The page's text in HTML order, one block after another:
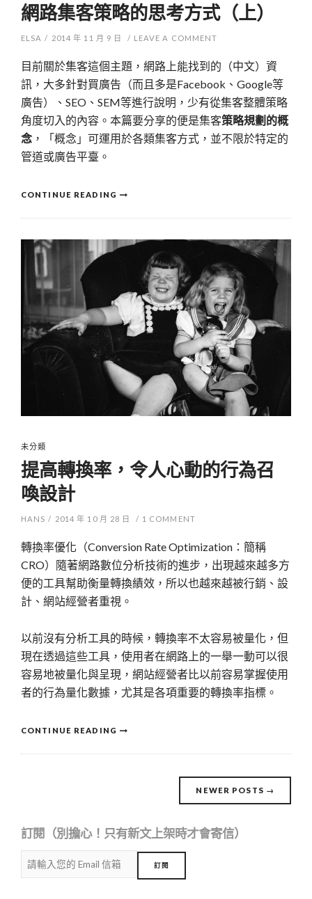
網路集客策略的思考方式（上）
ELSA / 2014 年 11 月 9 日 / LEAVE A COMMENT
目前關於集客這個主題，網路上能找到的（中文）資
訊，大多針對買廣告（而且多是Facebook、Google等
廣告）、SEO、SEM等進行說明，少有從集客整體策略
角度切入的內容。本篇要分享的便是集客策略規劃的概
念 ，「概念」可運用於各類集客方式，並不限於特定的
管道或廣告平臺。
CONTINUE READING
未分類
提高轉換率，令人心動的行為召
喚設計
HANS / 2014 年 10 月 28 日 / 1 COMMENT
轉換率優化（Conversion Rate Optimization：簡稱
CRO）隨著網路數位分析技術的進步，出現越來越多方
便的工具幫助衡量轉換績效，所以也越來越被行銷、設
計、網站經營者重視。
以前沒有分析工具的時候，轉換率不太容易被量化，但
現在透過這些工具，使用者在網路上的一舉一動可以很
容易地被量化與呈現，網站經營者比以前容易掌握使用
者的行為量化數據，尤其是各項重要的轉換率指標。
CONTINUE READING
NEWER POSTS →
訂閱（別擔心！只有新文上架時才會寄信）